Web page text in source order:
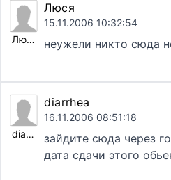
Люся
Люся
15.11.2006 10:32:54
неужели никто сюда
diarrhea
diarrhea
16.11.2006 08:51:18
зайдите сюда через
дата сдачи этого